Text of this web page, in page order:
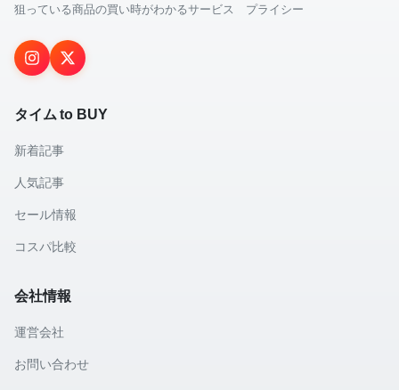
狙っている商品の買い時がわかるサービス プライシー
タイム to BUY
新着記事
人気記事
セール情報
コスパ比較
会社情報
運営会社
お問い合わせ